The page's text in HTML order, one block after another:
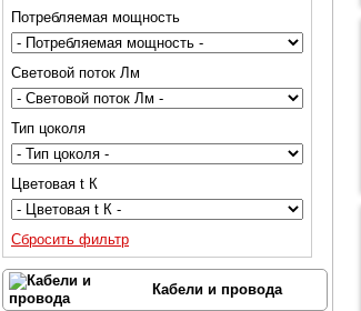
Потребляемая мощность
Световой поток Лм
Тип цоколя
Цветовая t К
Сбросить фильтр
Кабели и провода